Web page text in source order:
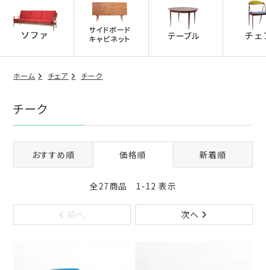
ホーム チェア チーク
チーク
おすすめ順 価格順 新着順
全27商品 1-12 表示
前へ 次へ